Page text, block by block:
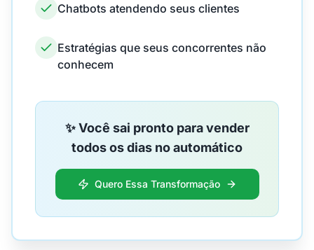
Chatbots atendendo seus clientes
Estratégias que seus concorrentes não
conhecem
✨ Você sai pronto para vender
todos os dias no automático
Quero Essa Transformação